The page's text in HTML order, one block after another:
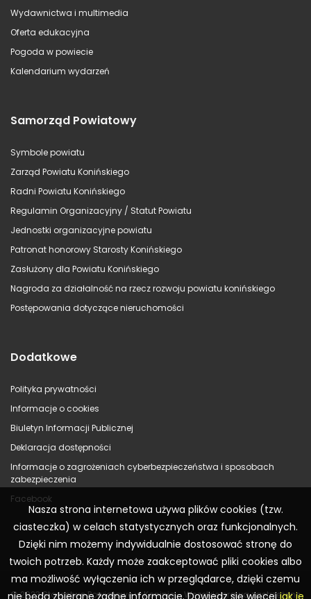
Wydawnictwa i multimedia
Oferta edukacyjna
Pogoda w powiecie
Kalendarium wydarzeń
Samorząd Powiatowy
Symbole powiatu
Zarząd Powiatu Konińskiego
Radni Powiatu Konińskiego
Regulamin Organizacyjny / Statut Powiatu
Jednostki organizacyjne powiatu
Patronat honorowy Starosty Konińskiego
Zasłużony dla Powiatu Konińskiego
Nagroda za działalność na rzecz rozwoju powiatu konińskiego
Postępowania dotyczące nieruchomości
Dodatkowe
Polityka prywatności
Informacje o cookies
Biuletyn Informacji Publicznej
Deklaracja dostępności
Informacje o zagrożeniach cyberbezpieczeństwa i sposobach
zabezpieczenia
Facebook
© 2023 Starostwo Powiatowe w Koninie – Wszelkie prawa zastrzeżone
Nasza strona internetowa używa plików cookies (tzw.
ciasteczka) w celach statystycznych oraz funkcjonalnych.
Dzięki nim możemy indywidualnie dostosować stronę do
twoich potrzeb. Każdy może zaakceptować pliki cookies albo
ma możliwość wyłączenia ich w przeglądarce, dzięki czemu
nie będą zbierane żadne informacje. Dowiedz się więcejjak je